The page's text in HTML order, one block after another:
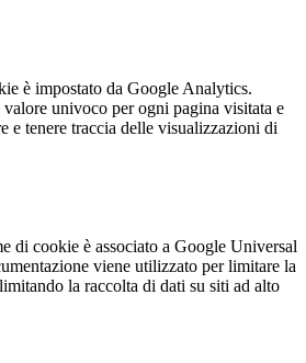
è impostato da Google Analytics.
univoco per ogni pagina visitata e
e tenere traccia delle visualizzazioni di
di cookie è associato a Google Universal
viene utilizzato per limitare la
la raccolta di dati su siti ad alto